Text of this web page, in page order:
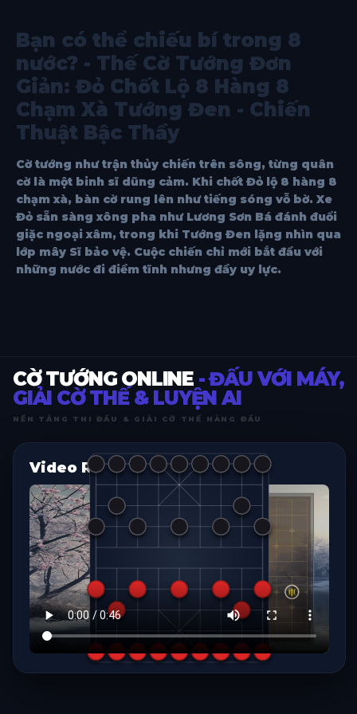
Bạn có thể chiếu bí trong 8
nước? - Thế Cờ Tướng Đơn
Giản: Đỏ Chốt Lộ 8 Hàng 8
Chạm Xà Tướng Đen - Chiến
Thuật Bậc Thầy
Cờ tướng như trận thủy chiến trên sông, từng quân
cờ là một binh sĩ dũng cảm. Khi chốt Đỏ lộ 8 hàng 8
chạm xà, bàn cờ rung lên như tiếng sóng vỗ bờ. Xe
Đỏ sẵn sàng xông pha như Lương Sơn Bá đánh đuổi
giặc ngoại xâm, trong khi Tướng Đen lặng nhìn qua
lớp mây Sĩ bảo vệ. Cuộc chiến chỉ mới bắt đầu với
những nước đi điềm tĩnh nhưng đầy uy lực.
CỜ TƯỚNG ONLINE - ĐẤU VỚI MÁY,
GIẢI CỜ THẾ & LUYỆN AI
NỀN TẢNG THI ĐẤU & GIẢI CỜ THẾ HÀNG ĐẦU
Video Replay